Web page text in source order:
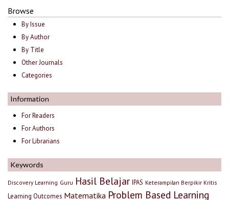
Browse
By Issue
By Author
By Title
Other Journals
Categories
Information
For Readers
For Authors
For Librarians
Keywords
Discovery Learning Guru Hasil Belajar IPAS Keterampilan Berpikir Kritis
Learning Outcomes Matematika Problem Based Learning